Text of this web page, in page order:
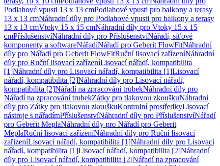
Podlahové vpusti 13 x 13 cmPodlahové vpusti pro balkony a terasy
13 x 13 cmNáhradní díly pro Podlahové vpusti pro balkony a terasy
13 x 13 cmVtoky 15 x 15 cmNáhradní díly pro Vtoky 15 x 15
cmPříslušenstvíNáhradní díly pro PříslušenstvíNářadí, síťové
komponenty a softwareNářadíNářadí pro Geberit FlowFitNáhradní
díly pro Nářadí pro Geberit FlowFitRuční lisovací zařízeníNáhradní
díly pro Ruční lisovací zařízeníLisovací nářadí, kompatibilita
[1]Náhradní díly pro Lisovací nářadí, kompatibilita [1]Lisovací
nářadí, kompatibilita [2]Náhradní díly pro Lisovací nářadí,
kompatibilita [2]Nářadí na zpracování trubekNáhradní díly pro
Nářadí na zpracování trubekZátky pro tlakovou zkouškuNáhradní
díly pro Zátky pro tlakovou zkouškuKontrolní prostředkyLisovací
nástroje s nářadímPříslušenstvíNáhradní díly pro PříslušenstvíNářadí
pro Geberit MeplaNáhradní díly pro Nářadí pro Geberit
MeplaRuční lisovací zařízeníNáhradní díly pro Ruční lisovací
zařízeníLisovací nářadí, kompatibilita [1]Náhradní díly pro Lisovací
nářadí, kompatibilita [1]Lisovací nářadí, kompatibilita [2]Náhradní
díly pro Lisovací nářadí, kompatibilita [2]Nářadí na zpracování